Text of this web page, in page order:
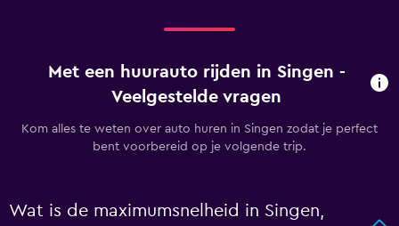
Met een huurauto rijden in Singen -
Veelgestelde vragen
Kom alles te weten over auto huren in Singen zodat je perfect
bent voorbereid op je volgende trip.
Wat is de maximumsnelheid in Singen,